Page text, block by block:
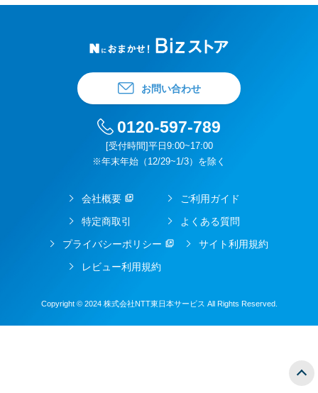
お問い合わせ
0120-597-789
[受付時間]平日9:00~17:00
※年末年始（12/29~1/3）を除く
会社概要
ご利用ガイド
特定商取引
よくある質問
プライバシーポリシー
サイト利用規約
レビュー利用規約
Copyright © 2024 株式会社NTT東日本サービス All Rights Reserved.